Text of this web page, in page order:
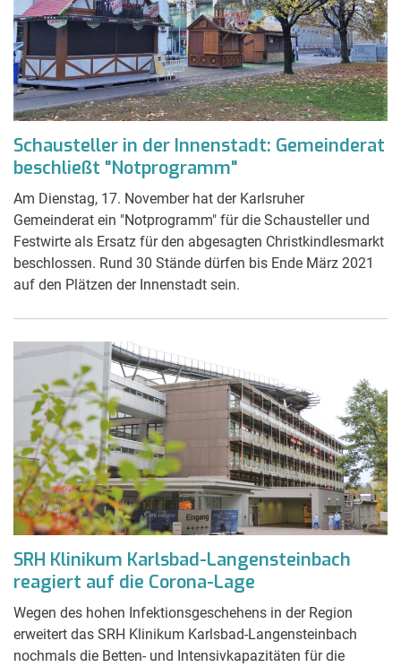
Schausteller in der Innenstadt: Gemeinderat
beschließt "Notprogramm"
Am Dienstag, 17. November hat der Karlsruher
Gemeinderat ein "Notprogramm" für die Schausteller und
Festwirte als Ersatz für den abgesagten Christkindlesmarkt
beschlossen. Rund 30 Stände dürfen bis Ende März 2021
auf den Plätzen der Innenstadt sein.
SRH Klinikum Karlsbad-Langensteinbach
reagiert auf die Corona-Lage
Wegen des hohen Infektionsgeschehens in der Region
erweitert das SRH Klinikum Karlsbad-Langensteinbach
nochmals die Betten- und Intensivkapazitäten für die